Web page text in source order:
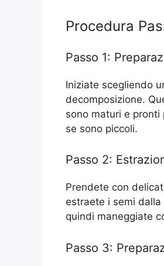
Procedura
Passo 1:
Iniziate scegliendo
decomposizione.
sono maturi e pronti
se sono piccoli.
Passo 2:
Prendete con
estraete i semi
quindi maneggiate
Passo 3: